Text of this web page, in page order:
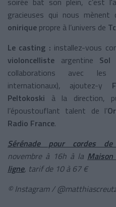
gracieuses qui nous
onirique propre à l’univers de
Le casting : installez-vous
violoncelliste argentine Sol
collaborations avec
internationaux), ajoutez-y
Peltokoski à la direction,
l’époustouflant talent de l’
Radio France.
Sérénade pour cordes de
novembre à 16h à la
ligne, tarif de 10 à 67 €
© Instagram /